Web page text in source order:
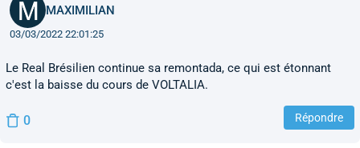
MAXIMILIAN
03/03/2022 22:01:25
Le Real Brésilien continue sa remontada, ce qui est étonnant
c'est la baisse du cours de VOLTALIA.
0 Répondre